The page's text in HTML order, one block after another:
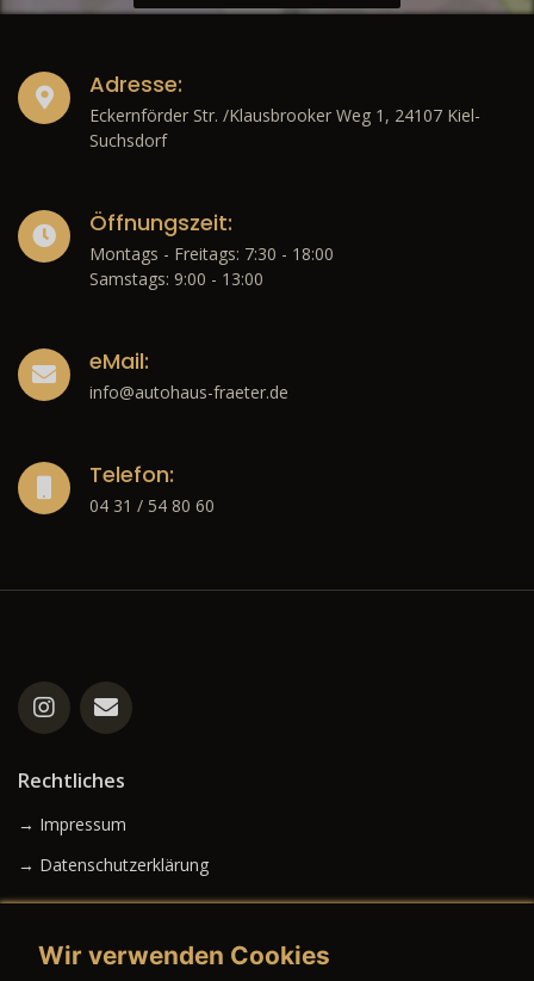
Adresse:
Eckernförder Str. /Klausbrooker Weg 1, 24107 Kiel-
Suchsdorf
Öffnungszeit:
Montags - Freitags: 7:30 - 18:00
Samstags: 9:00 - 13:00
eMail:
info@autohaus-fraeter.de
Telefon:
04 31 / 54 80 60
Rechtliches
→ Impressum
→ Datenschutzerklärung
Wir verwenden Cookies